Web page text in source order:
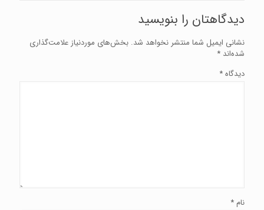
دیدگاهتان را بنویسید
نشانی ایمیل شما منتشر نخواهد شد. بخش‌های موردنیاز علامت‌گذاری
شده‌اند *
دیدگاه*
نام *